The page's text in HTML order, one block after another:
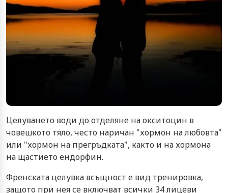
Целуването води до отделяне на окситоцин в
човешкото тяло, често наричан "хормон на любовта"
или "хормон на прегръдката", както и на хормона
на щастието ендорфин.
Френската целувка всъщност е вид тренировка,
защото при нея се включват всички 34 лицеви